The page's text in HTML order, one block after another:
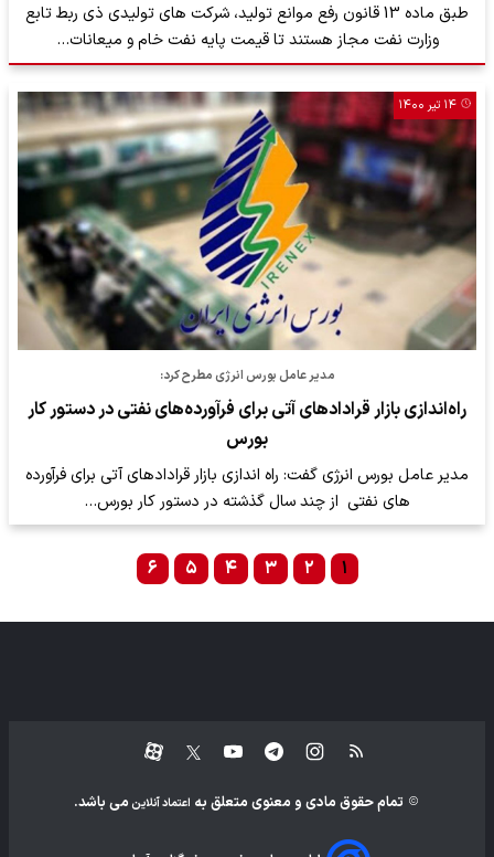
طبق ماده 13 قانون رفع موانع تولید، شرکت های تولیدی ذی ربط تابع
وزارت نفت مجاز هستند تا قیمت پایه نفت خام و میعانات…
۱۴ تیر ۱۴۰۰
مدیر عامل بورس انرژی مطرح کرد:
راه‌اندازی بازار قرادادهای آتی برای فرآورده‌های نفتی در دستور کار
بورس
مدیر عامل بورس انرژی گفت: راه اندازی بازار قرادادهای آتی برای فرآورده
های نفتی از چند سال گذشته در دستور کار بورس…
۱ ۲ ۳ ۴ ۵ ۶
تمام حقوق مادی و معنوی متعلق به اعتماد آنلاین می باشد.